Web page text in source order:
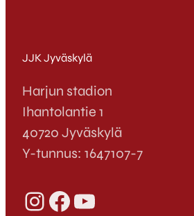
JJK Jyväskylä
Harjun stadion
Ihantolantie 1
40720 Jyväskylä
Y-tunnus: 1647107-7
InstagramFacebook YouTube